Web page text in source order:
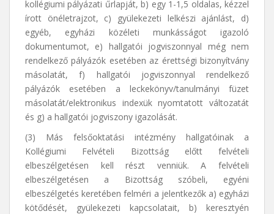
kollégiumi pályázati űrlapját, b) egy 1-1,5 oldalas, kézzel
írott önéletrajzot, c) gyülekezeti lelkészi ajánlást, d)
egyéb, egyházi közéleti munkásságot igazoló
dokumentumot, e) hallgatói jogviszonnyal még nem
rendelkező pályázók esetében az érettségi bizonyítvány
másolatát, f) hallgatói jogviszonnyal rendelkező
pályázók esetében a leckekönyv/tanulmányi füzet
másolatát/elektronikus indexük nyomtatott változatát
és g) a hallgatói jogviszony igazolását.
(3) Más felsőoktatási intézmény hallgatóinak a
Kollégiumi Felvételi Bizottság előtt felvételi
elbeszélgetésen kell részt venniük. A felvételi
elbeszélgetésen a Bizottság szóbeli, egyéni
elbeszélgetés keretében felméri a jelentkezők a) egyházi
kötődését, gyülekezeti kapcsolatait, b) keresztyén